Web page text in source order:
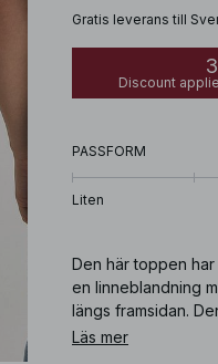
Gratis leverans till
Discount
PASSFORM
Liten
Den här toppen
en linneblandning
längs framsidan.
Läs mer